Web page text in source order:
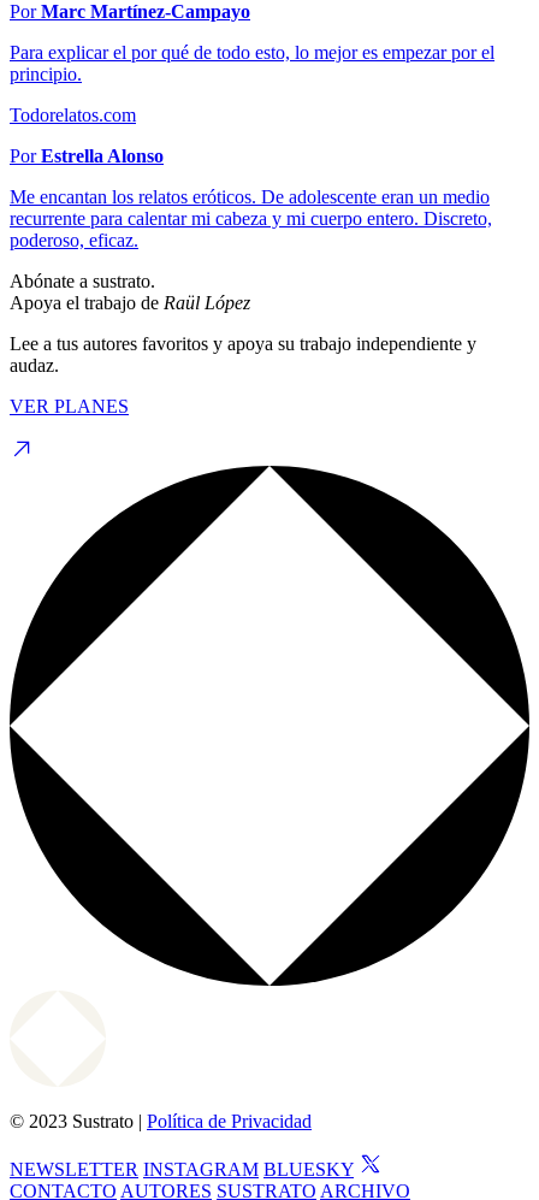
PorMarc Martínez-Campayo
Para explicar el por qué de todo esto, lo mejor es empezar por el
principio.
Todorelatos.com
PorEstrella Alonso
Me encantan los relatos eróticos. De adolescente eran un medio
recurrente para calentar mi cabeza y mi cuerpo entero. Discreto,
poderoso, eficaz.
Abónate a sustrato.
Apoya el trabajo de Raül López
Lee a tus autores favoritos y apoya su trabajo independiente y
audaz.
VER PLANES
© 2023 Sustrato | Política de Privacidad
NEWSLETTER INSTAGRAM BLUESKY
CONTACTO AUTORES SUSTRATO ARCHIVO